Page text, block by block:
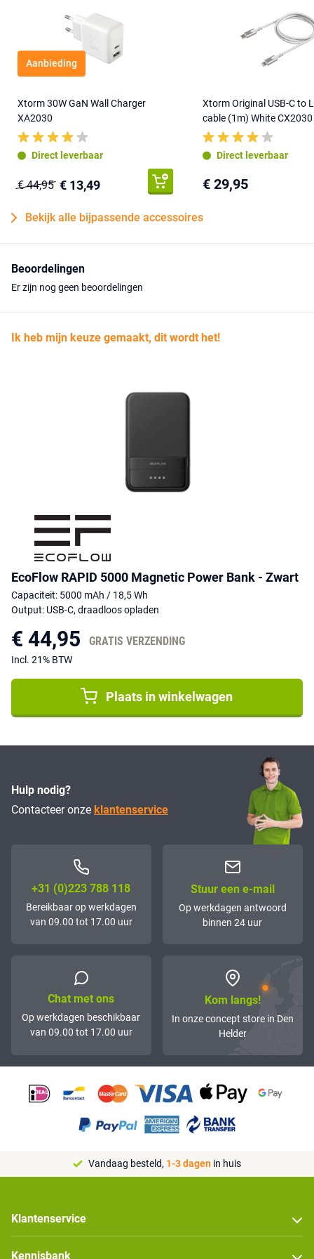
Aanbieding
Xtorm 30W GaN Wall Charger
XA2030
Direct leverbaar
€ 44,95 € 13,49
Xtorm Original USB-C to
cable (1m) White CX2030
Direct leverbaar
€ 29,95
Bekijk alle bijpassende accessoires
Beoordelingen
Er zijn nog geen beoordelingen
Ik heb mijn keuze gemaakt, dit wordt het!
EcoFlow RAPID 5000 Magnetic Power Bank - Zwart
Capaciteit: 5000 mAh / 18,5 Wh
Output: USB-C, draadloos opladen
€ 44,95 GRATIS VERZENDING
Incl. 21% BTW
Plaats in winkelwagen
Hulp nodig?
Contacteer onze klantenservice
+31 (0)223 788 118
Bereikbaar op werkdagen
van 09.00 tot 17.00 uur
Stuur een e-mail
Op werkdagen antwoord
binnen 24 uur
Chat met ons
Op werkdagen beschikbaar
van 09.00 tot 17.00 uur
Kom langs!
In onze concept store in Den
Helder
Vandaag besteld, 1-3 dagen in huis
Klantenservice
Kennisbank